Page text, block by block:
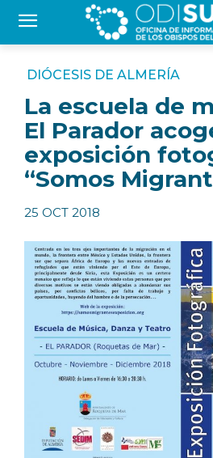
DIÓCESIS DE ALMERÍA
La escuela de
El Parador
exposición
“Somos
25 OCT 2018